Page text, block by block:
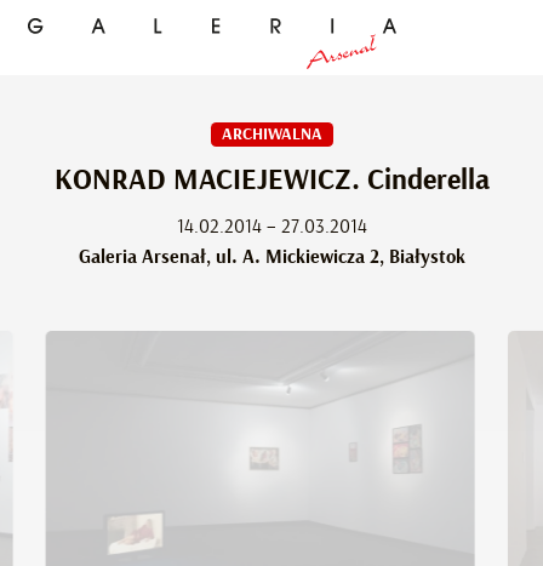
ARCHIWALNA
KONRAD MACIEJEWICZ. Cinderella
14.02.2014 – 27.03.2014
Galeria Arsenał, ul. A. Mickiewicza 2, Białystok